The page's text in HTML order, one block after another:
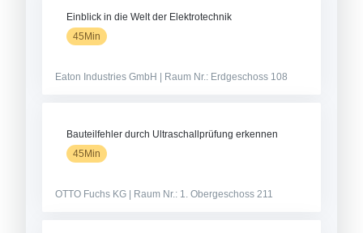
Einblick in die Welt der Elektrotechnik
45Min
Eaton Industries GmbH | Raum Nr.: Erdgeschoss 108
Bauteilfehler durch Ultraschallprüfung erkennen
45Min
OTTO Fuchs KG | Raum Nr.: 1. Obergeschoss 211